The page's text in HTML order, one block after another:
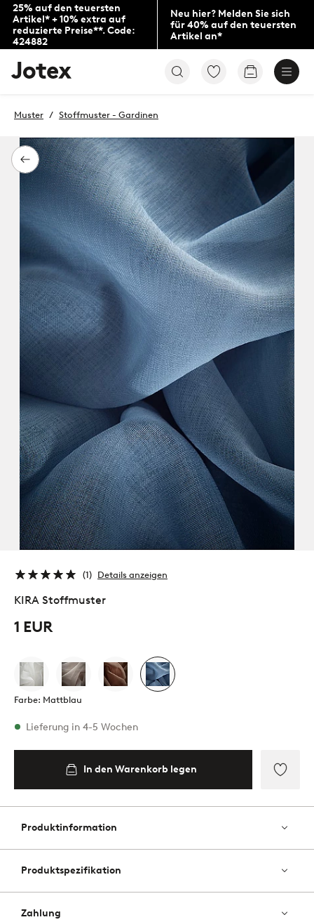
25% auf den teuersten
Artikel* + 10% extra auf
reduzierte Preise**. Code:
424882
Neu hier? Melden Sie sich
für 40% auf den teuersten
Artikel an*
Jotex-
Logo
Startseite
Zu
Produkten
gehen
Zum
Zurück
Muster Stoffmuster - Gardinen
1 Details anzeigen
KIRA Stoffmuster
1 EUR
Farbe: Mattblau
Vorrätig
Lieferung in 4-5 Wochen
In den Warenkorb legen
Produktinformation
Produktspezifikation
Zahlung